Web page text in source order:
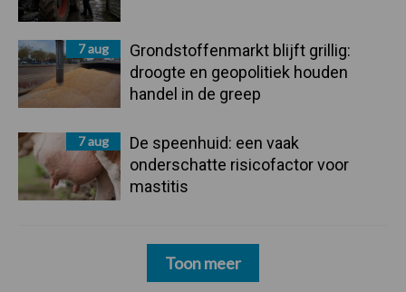
7 aug
Grondstoffenmarkt blijft grillig:
droogte en geopolitiek houden
handel in de greep
7 aug
De speenhuid: een vaak
onderschatte risicofactor voor
mastitis
Toon meer